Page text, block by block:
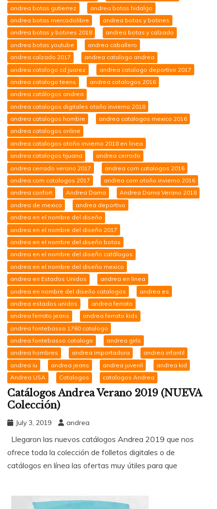
andrea botas gutierrez
andrea botas hidalgo
andrea botas mercadolibre
andrea botas y botines
andrea botas y botines 2018
andrea botas y calzado
andrea botas youtube
andrea caballero
andrea calzado 2017
andrea catalogo andrea
andrea catalogo cd juarez
andrea catalogo deportivo 2017
andrea catalogo teens
andrea catalogos 2016
andrea catálogos andrea
andrea catalogos digitales otoño invierno 2018
andrea catalogos hombre
andrea catalogos mexico 2016
andrea catalogos online
andrea catalogos otoño invierno 2018 en linea
andrea catalogos tijuana
andrea cerrado
andrea cerrado verano 2017
andrea com catalogos 2016
andrea com catalogos 2017
andrea com otoño invierno 2016
andrea confort
Andrea Dama
Andrea Dama Verano 2018
andrea de mexico
andrea deportivo
andrea en el nombre del diseño
andrea en el nombre del diseño 2017
andrea en el nombre del diseño botas
andrea en el nombre del diseño catálogos
andrea en el nombre del diseño mexico
andrea en Estados Unidos
andrea en linea
andrea en nombre del diseño catalogos
andrea es
andrea estados unidos
andrea ferrato
andrea ferrato jeans
andrea ferrato kids
andrea fontebasso 1760 catalogo
andrea fontebasso catalogo
andrea girls
andrea hombres
andrea importadora
andrea infantil
andrea iu
andrea jeans andrea juvenil
andrea kid
Andrea USA
Catalogos catalogos Andrea
Catálogos Andrea Verano 2019 (NUEVA
Colección)
July 3, 2019 andrea
Llegaron las nuevos catálogos Andrea 2019 que nos
ofrece toda la colección de folletos digitales o de
catálogos en línea las ofertas muy útiles para que